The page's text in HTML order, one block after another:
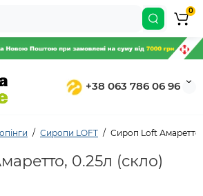
+38 063 786 06 96
0
Сиропи LOFT Сироп Loft Амаретто
0.25л (скло)